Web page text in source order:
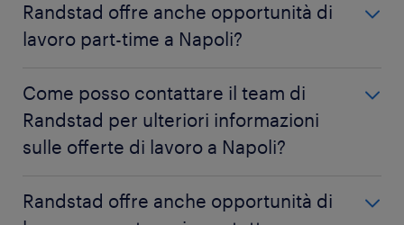
raccolte in questa pagina nella sezione dedicata alle
offerte di lavoro. La ricerca è inoltre facilitata grazie
più adatte a te.
Randstad offre anche opportunità di
lavoro part-time a Napoli?
ricerca le parole "part-time" e "Napoli" negli appositi
campi, aggiungendo eventualmente anche il raggio
chilometrico di tuo interesse.
Come posso contattare il team di
Randstad per ulteriori informazioni
sulle offerte di lavoro a Napoli?
recapiti indicati in questa pagina. Gli account
Randstad offre anche opportunità di